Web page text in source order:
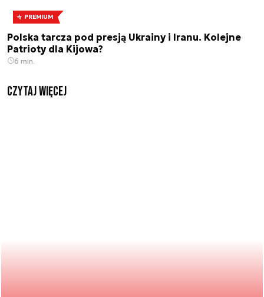
PREMIUM
Polska tarcza pod presją Ukrainy i Iranu. Kolejne
Patrioty dla Kijowa?
6 min.
czytaj więcej